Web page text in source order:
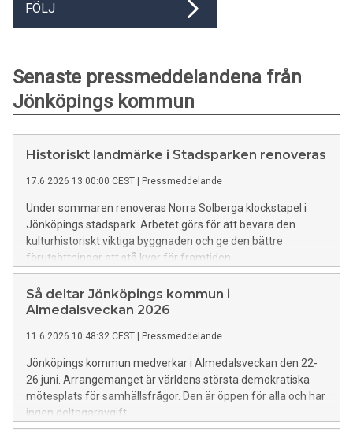
FÖLJ
Senaste pressmeddelandena från
Jönköpings kommun
Historiskt landmärke i Stadsparken renoveras
17.6.2026 13:00:00 CEST Pressmeddelande
Under sommaren renoveras Norra Solberga klockstapel i
Jönköpings stadspark. Arbetet görs för att bevara den
kulturhistoriskt viktiga byggnaden och ge den bättre
förutsättningar att stå kvar för framtiden.
Så deltar Jönköpings kommun i
Almedalsveckan 2026
11.6.2026 10:48:32 CEST Pressmeddelande
Jönköpings kommun medverkar i Almedalsveckan den 22-
26 juni. Arrangemanget är världens största demokratiska
mötesplats för samhällsfrågor. Den är öppen för alla och har
ingen deltagaravgift.